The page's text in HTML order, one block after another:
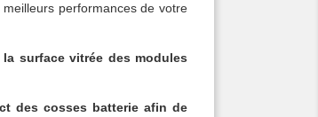
performances de votre
surface vitrée des modules
des cosses batterie afin de